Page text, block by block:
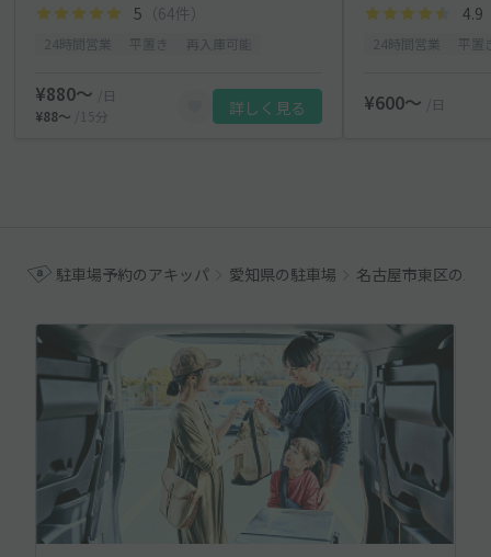
5 （64件）
¥880〜
/日
¥88〜
/15分 詳しく見る
4.9
¥600〜 /日
駐車場予約のアキッパ 愛知県の駐車場 名古屋市東区の駐